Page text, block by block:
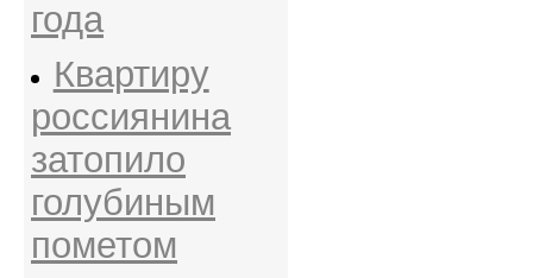
года
Квартиру
россиянина
затопило
голубиным
пометом